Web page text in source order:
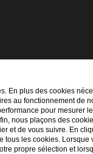
En plus des cookies
au fonctionnement de
pour mesurer
nous plaçons des
et de vous suivre. En
tous les cookies. Lorsque
propre sélection et